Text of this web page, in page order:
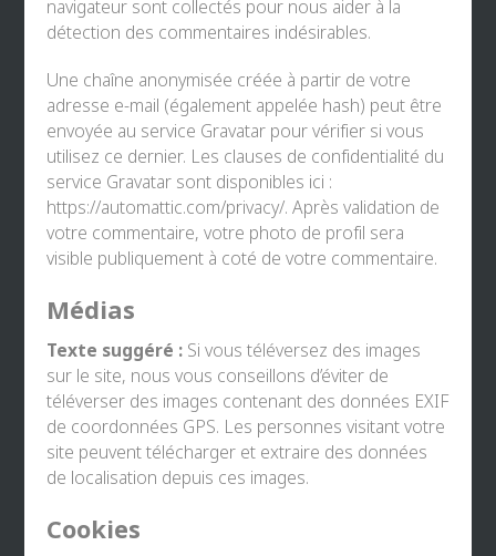
navigateur sont collectés pour nous aider à la
détection des commentaires indésirables.
Une chaîne anonymisée créée à partir de votre
adresse e-mail (également appelée hash) peut être
envoyée au service Gravatar pour vérifier si vous
utilisez ce dernier. Les clauses de confidentialité du
service Gravatar sont disponibles ici :
https://automattic.com/privacy/. Après validation de
votre commentaire, votre photo de profil sera
visible publiquement à coté de votre commentaire.
Médias
Texte suggéré : Si vous téléversez des images
sur le site, nous vous conseillons d’éviter de
téléverser des images contenant des données EXIF
de coordonnées GPS. Les personnes visitant votre
site peuvent télécharger et extraire des données
de localisation depuis ces images.
Cookies